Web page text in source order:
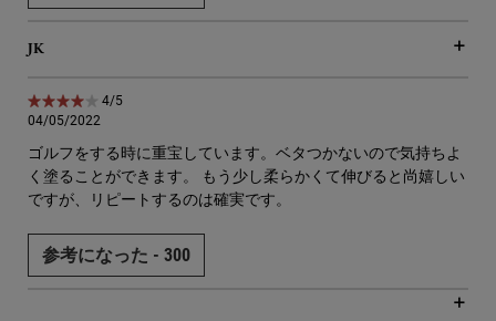
JK
5星中4。
4/5
04/05/2022
ゴルフをする時に重宝しています。ベタつかないので気持ちよ
く塗ることができます。 もう少し柔らかくて伸びると尚嬉しい
ですが、リピートするのは確実です。
参考になった - 300